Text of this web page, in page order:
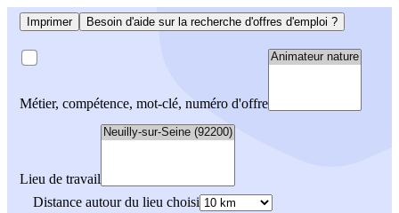
Imprimer Besoin d'aide sur la recherche d'offres d'emploi ?
Métier, compétence, mot-clé, numéro d'offre
Lieu de travail
Distance autour du lieu choisi